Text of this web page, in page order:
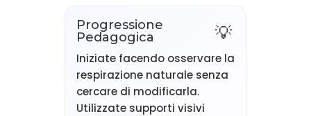
Progressione
Pedagogica
Iniziate facendo osservare la
respirazione naturale senza
cercare di modificarla.
Utilizzate supporti visivi